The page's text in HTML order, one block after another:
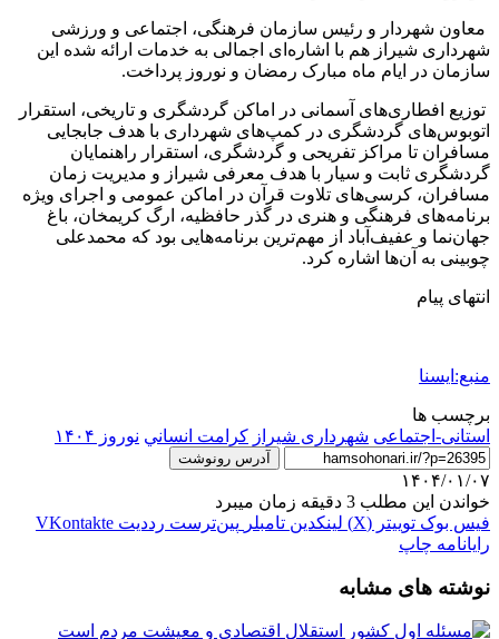
معاون شهردار و رئیس سازمان فرهنگی، اجتماعی و ورزشی
شهرداری شیراز هم با اشاره‌ای اجمالی به خدمات ارائه شده این
سازمان در ایام ماه مبارک رمضان و نوروز پرداخت.
توزیع افطاری‌های آسمانی در اماکن گردشگری و تاریخی، استقرار
اتوبوس‌های گردشگری در کمپ‌های شهرداری با هدف جابجایی
مسافران تا مراکز تفریحی و گردشگری، استقرار راهنمایان
گردشگری ثابت و سیار با هدف معرفی شیراز و مدیریت زمان
مسافران، کرسی‌های تلاوت قرآن در اماکن عمومی و اجرای ویژه
برنامه‌های فرهنگی و هنری در گذر حافظیه، ارگ کریمخان، باغ
جهان‌نما و عفیف‌آباد از مهم‌ترین برنامه‌هایی بود که محمدعلی
چوبینی به آن‌ها اشاره کرد.
انتهای پیام
منبع:ایسنا
برچسب ها
استانی-اجتماعی شهرداری شیراز كرامت انساني نوروز ۱۴۰۴
آدرس رونوشت
۱۴۰۴/۰۱/۰۷
خواندن این مطلب 3 دقیقه زمان میبرد
فیس بوک توییتر (X) لینکدین ‫تامبلر ‫پین‌ترست ‫رددیت ‫VKontakte
رایانامه چاپ
نوشته های مشابه